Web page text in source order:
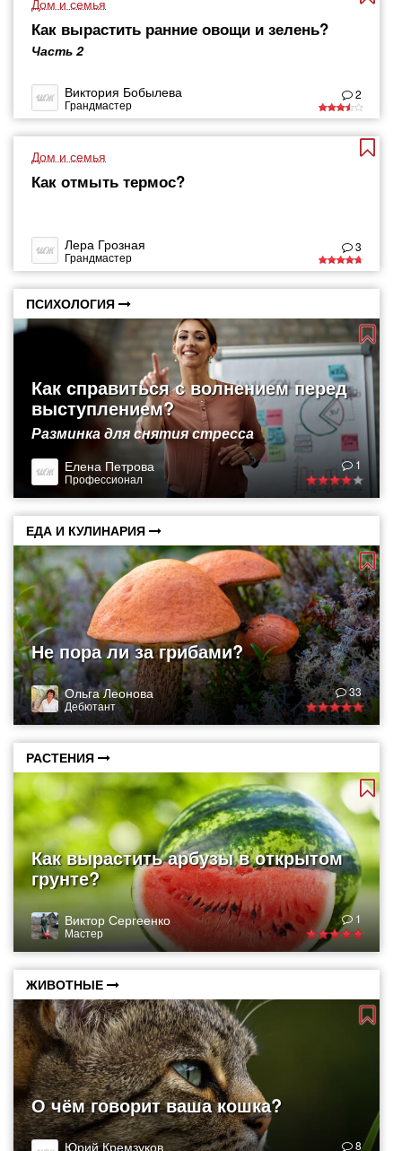
Дом и семья
Как вырастить ранние овощи и зелень?
Часть 2
Виктория Бобылева
Грандмастер
2
Дом и семья
Как отмыть термос?
Лера Грозная
Грандмастер
3
ПСИХОЛОГИЯ
Как справиться с волнением перед
выступлением?
Разминка для снятия стресса
Елена Петрова
Профессионал
1
ЕДА И КУЛИНАРИЯ
Не пора ли за грибами?
Ольга Леонова
Дебютант
33
РАСТЕНИЯ
Как вырастить арбузы в открытом
грунте?
Виктор Сергеенко
Мастер
1
ЖИВОТНЫЕ
О чём говорит ваша кошка?
Юрий Кремзуков 8